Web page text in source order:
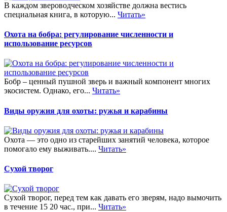
В каждом звероводческом хозяйстве должна вестись
специальная книга, в которую... Читать»
Охота на бобра: регулирование численности и
использование ресурсов
Бобр – ценный пушной зверь и важный компонент многих
экосистем. Однако, его... Читать»
Виды оружия для охоты: ружья и карабины
Охота — это одно из старейших занятий человека, которое
помогало ему выживать.... Читать»
Сухой творог
Сухой творог, перед тем как давать его зверям, надо вымочить
в течение 15 20 час., при... Читать»